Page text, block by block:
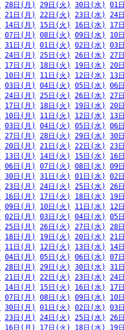
28日(月) 29日(火) 30日(水) 01
21日(月) 22日(火) 23日(水) 24
14日(月) 15日(火) 16日(水) 17
07日(月) 08日(火) 09日(水) 10
31日(月) 01日(火) 02日(水) 03
24日(月) 25日(火) 26日(水) 27
17日(月) 18日(火) 19日(水) 20
10日(月) 11日(火) 12日(水) 13
03日(月) 04日(火) 05日(水) 06
24日(月) 25日(火) 26日(水) 27
17日(月) 18日(火) 19日(水) 20
10日(月) 11日(火) 12日(水) 13
03日(月) 04日(火) 05日(水) 06
27日(月) 28日(火) 29日(水) 30
20日(月) 21日(火) 22日(水) 23
13日(月) 14日(火) 15日(水) 16
06日(月) 07日(火) 08日(水) 09
30日(月) 31日(火) 01日(水) 02
23日(月) 24日(火) 25日(水) 26
16日(月) 17日(火) 18日(水) 19
09日(月) 10日(火) 11日(水) 12
02日(月) 03日(火) 04日(水) 05
25日(月) 26日(火) 27日(水) 28
18日(月) 19日(火) 20日(水) 21
11日(月) 12日(火) 13日(水) 14
04日(月) 05日(火) 06日(水) 07
28日(月) 29日(火) 30日(水) 31
21日(月) 22日(火) 23日(水) 24
14日(月) 15日(火) 16日(水) 17
07日(月) 08日(火) 09日(水) 10
30日(月) 01日(火) 02日(水) 03
23日(月) 24日(火) 25日(水) 26
16日(月) 17日(火) 18日(水) 19